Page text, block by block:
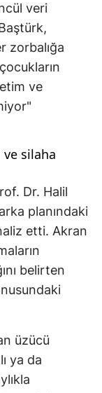
veri
zorbalığa
ve
silaha
Dr. Halil
planındaki
etti. Akran
belirten
üzücü
ya da